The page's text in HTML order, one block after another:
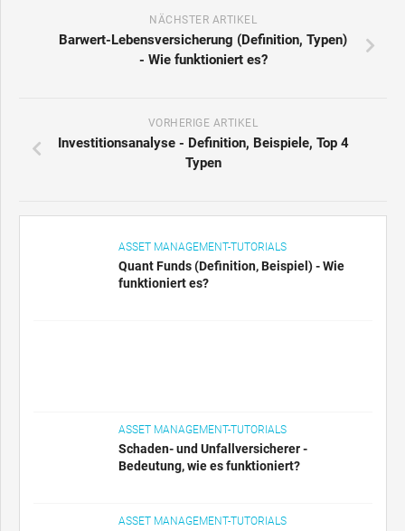
NÄCHSTER ARTIKEL
Barwert-Lebensversicherung (Definition, Typen)
- Wie funktioniert es?
VORHERIGE ARTIKEL
Investitionsanalyse - Definition, Beispiele, Top 4
Typen
ASSET MANAGEMENT-TUTORIALS
Quant Funds (Definition, Beispiel) - Wie
funktioniert es?
ASSET MANAGEMENT-TUTORIALS
Schaden- und Unfallversicherer -
Bedeutung, wie es funktioniert?
ASSET MANAGEMENT-TUTORIALS